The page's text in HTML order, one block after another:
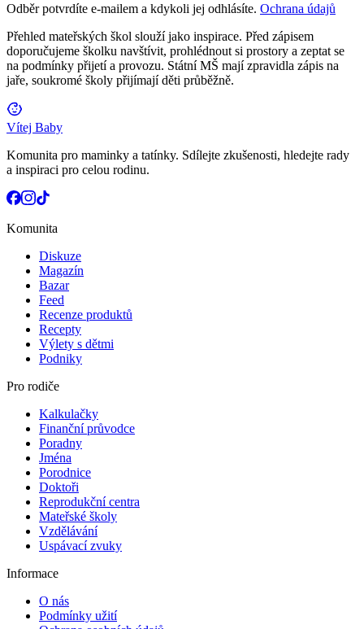
Odběr potvrdíte e-mailem a kdykoli jej odhlásíte. Ochrana údajů
Přehled mateřských škol slouží jako inspirace. Před zápisem
doporučujeme školku navštívit, prohlédnout si prostory a zeptat se
na podmínky přijetí a provozu. Státní MŠ mají zpravidla zápis na
jaře, soukromé školy přijímají děti průběžně.
Vítej Baby
Komunita pro maminky a tatínky. Sdílejte zkušenosti, hledejte rady
a inspiraci pro celou rodinu.
Komunita
Diskuze
Magazín
Bazar
Feed
Recenze produktů
Recepty
Výlety s dětmi
Podniky
Pro rodiče
Kalkulačky
Finanční průvodce
Poradny
Jména
Porodnice
Doktoři
Reprodukční centra
Mateřské školy
Vzdělávání
Uspávací zvuky
Informace
O nás
Podmínky užití